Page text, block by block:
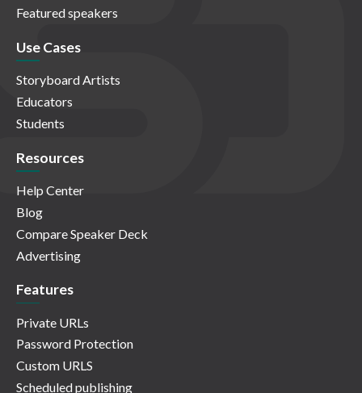
Featured speakers
Use Cases
Storyboard Artists
Educators
Students
Resources
Help Center
Blog
Compare Speaker Deck
Advertising
Features
Private URLs
Password Protection
Custom URLS
Scheduled publishing